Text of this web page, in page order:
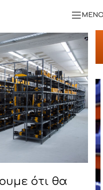
ότι θα
/
– MIDI RACK